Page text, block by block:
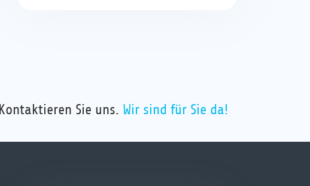
Kontaktieren Sie uns. Wir sind für Sie da!